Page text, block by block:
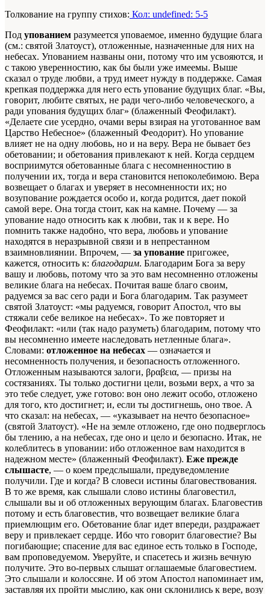
Толкование на группу стихов: Кол: undefined: 5-5
Под упованием разумеется уповаемое, именно будущие блага
(см.: святой Златоуст), отложенные, назначенные для них на
небесах. Упованием названы они, потому что им усвояются, и
с такою уверенностию, как бы были уже имеемы. Выше
сказал о труде любви, а труд имеет нужду в поддержке. Самая
крепкая поддержка для него есть упование будущих благ. «Вы,
говорит, любите святых, не ради чего-либо человеческого, а
ради упования будущих благ» (блаженный Феофилакт).
«Делаете сие усердно, очами веры взирая на уготованное вам
Царство Небесное» (блаженный Феодорит). Но упование
влияет не на одну любовь, но и на веру. Вера не бывает без
обетовании; и обетования привлекают к ней. Когда сердцем
восприимутся обетованные блага с несомненностию в
получении их, тогда и вера становится непоколебимою. Вера
возвещает о благах и уверяет в несомненности их; но
возупование рождается особо и, когда родится, дает покой
самой вере. Она тогда стоит, как на камне. Почему — за
упование надо относить как к любви, так и к вере. Но
помнить также надобно, что вера, любовь и упование
находятся в неразрывной связи и в непрестанном
взаимновлиянии. Впрочем, — за упование пригожее,
кажется, относить к: благодарим. Благодарим Бога за веру
вашу и любовь, потому что за это вам несомненно отложены
великие блага на небесах. Почитая ваше благо своим,
радуемся за вас сего ради и Бога благодарим. Так разумеет
святой Златоуст: «мы радуемся, говорит Апостол, что вы
стяжали себе великое на небесах». То же повторяет и
Феофилакт: «или (так надо разуметь) благодарим, потому что
вы несомненно имеете наследовать нетленные блага».
Словами: отложенное на небесах — означается и
несомненность получения, и безопасность отложенного.
Отложенным называются залоги, βραβεια, — призы на
состязаниях. Ты только достигни цели, возьми верх, а что за
это тебе следует, уже готово: вон оно лежит особо, отложено
для того, кто достигнет; и, если ты достигнешь, оно твое. А
что сказал: на небесах, — «указывает на нечто безопасное»
(святой Златоуст). «Не на земле отложено, где оно подверглось
бы тлению, а на небесах, где оно и цело и безопасно. Итак, не
колеблитесь в уповании: ибо отложенное вам находится в
надежном месте» (блаженный Феофилакт). Еже прежде
слышасте, — о коем предслышали, предуведомление
получили. Где и когда? В словеси истины благовествования.
В то же время, как слышали слово истины благовестил,
слышали вы и об отложенных верующим благах. Благовестив
потому и есть благовестив, что возвещает великие блага
приемлющим его. Обетование благ идет впереди, раздражает
веру и привлекает сердце. Ибо что говорит благовестие? Вы
погибающие; спасение для вас единое есть только в Господе,
вам проповедуемом. Уверуйте, и спасетесь и жизнь вечную
получите. Это во-первых слышат оглашаемые благовестием.
Это слышали и колоссяне. И об этом Апостол напоминает им,
заставляя их пройти мыслию, как они склонились к вере, возу